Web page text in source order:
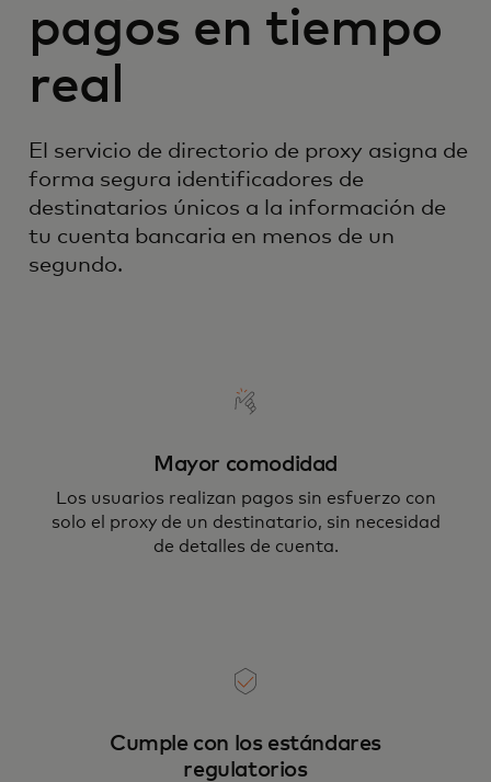
pagos en tiempo
real
El servicio de directorio de proxy asigna de
forma segura identificadores de
destinatarios únicos a la información de
tu cuenta bancaria en menos de un
segundo.
Mayor comodidad
Los usuarios realizan pagos sin esfuerzo con
solo el proxy de un destinatario, sin necesidad
de detalles de cuenta.
Cumple con los estándares
regulatorios